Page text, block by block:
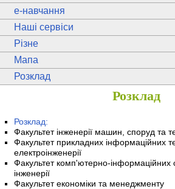
e-навчання
Наші сервіси
Різне
Мапа
Розклад
Розклад
Розклад:
Факультет інженерії машин, споруд та
Факультет прикладних інформаційних
електроінженерії
Факультет комп'ютерно-інформаційних
інженерії
Факультет економіки та менеджменту